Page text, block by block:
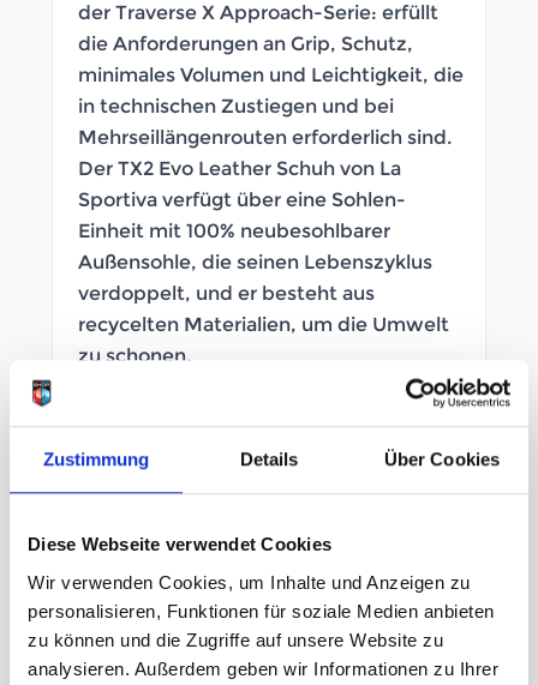
Zustimmung Details Über Cookies
Diese Webseite verwendet Cookies
Wir verwenden Cookies, um Inhalte und Anzeigen zu
personalisieren, Funktionen für soziale Medien anbieten
zu können und die Zugriffe auf unsere Website zu
analysieren. Außerdem geben wir Informationen zu Ihrer
der Traverse X Approach-Serie: erfüllt
die Anforderungen an Grip, Schutz,
minimales Volumen und Leichtigkeit, die
in technischen Zustiegen und bei
Mehrseillängenrouten erforderlich sind.
Der TX2 Evo Leather Schuh von La
Sportiva verfügt über eine Sohlen-
Einheit mit 100% neubesohlbarer
Außensohle, die seinen Lebenszyklus
verdoppelt, und er besteht aus
recycelten Materialien, um die Umwelt
zu schonen.
Artikelnummer LB_364252141
Größe
38 39